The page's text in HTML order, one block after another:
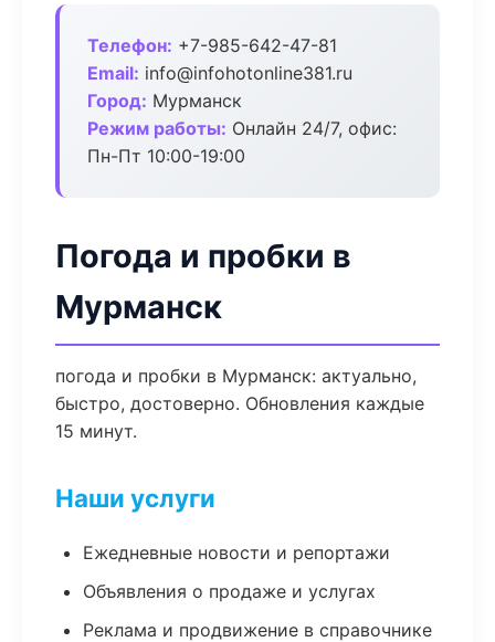
Телефон: +7-985-642-47-81
Email: info@infohotonline381.ru
Город: Мурманск
Режим работы: Онлайн 24/7, офис:
Пн-Пт 10:00-19:00
Погода и пробки в
Мурманск
погода и пробки в Мурманск: актуально,
быстро, достоверно. Обновления каждые
15 минут.
Наши услуги
Ежедневные новости и репортажи
Объявления о продаже и услугах
Реклама и продвижение в справочнике